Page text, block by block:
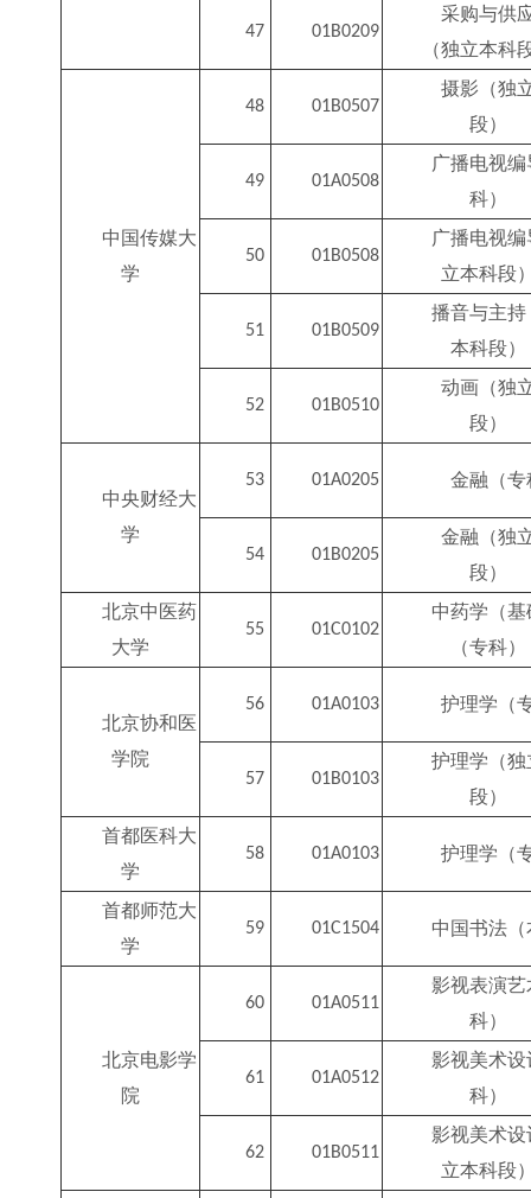
47 01B0209
采购与供
（独立本科
中国传媒大
学
48 01B0507
摄影（独
段）
49 01A0508
广播电视
科）
50 01B0508
广播电视
立本科段
51 01B0509
播音与主持
本科段）
52 01B0510
动画（独
段）
中央财经大
学
53 01A0205 金融（专
54 01B0205
金融（独
段）
北京中医药
大学
55 01C0102
中药学（基
（专科）
北京协和医
学院
56 01A0103 护理学（
57 01B0103
护理学（独
段）
首都医科大
学
58 01A0103 护理学（
首都师范大
学
59 01C1504 中国书法（
北京电影学
院
60 01A0511
影视表演艺
科）
61 01A0512
影视美术设
科）
62 01B0511
影视美术设
立本科段